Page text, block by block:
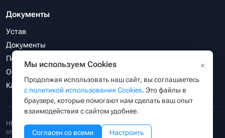
Документы
Устав
Документы
Политика конфиденциальности
Обработка персональных данных
Карта сайта
НКО «Ассоциация веб-разработчиков, директологов и СЕО-
специалистов «РунетЭксперт»
зарегистрирована Министерством
Мы используем Cookies
Продолжая использовать наш сайт, вы соглашаетесь
с политикой использования Cookies. Это файлы в
браузере, которые помогают нам сделать ваш опыт
взаимодействия с сайтом удобнее.
Согласен со всеми Настроить
×